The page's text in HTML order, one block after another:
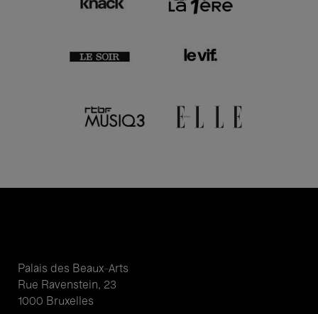
Palais des Beaux-Arts
Rue Ravenstein, 23
1000 Bruxelles